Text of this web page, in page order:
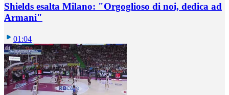
Shields esalta Milano: "Orgoglioso di noi, dedica ad
Armani"
01:04